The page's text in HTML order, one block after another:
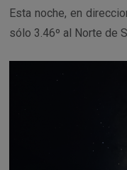
Esta noche, en
sólo 3.46º al Norte de